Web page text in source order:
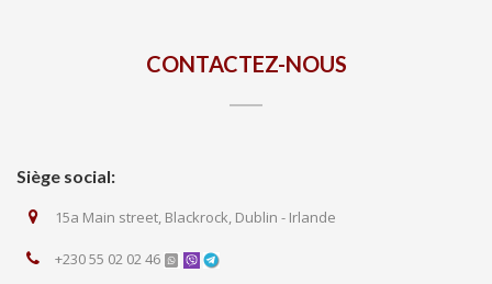
CONTACTEZ-NOUS
Siège social:
15a Main street, Blackrock, Dublin - Irlande
+230 55 02 02 46